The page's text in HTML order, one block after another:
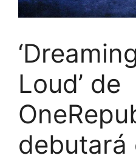
Loud’ de
debutará